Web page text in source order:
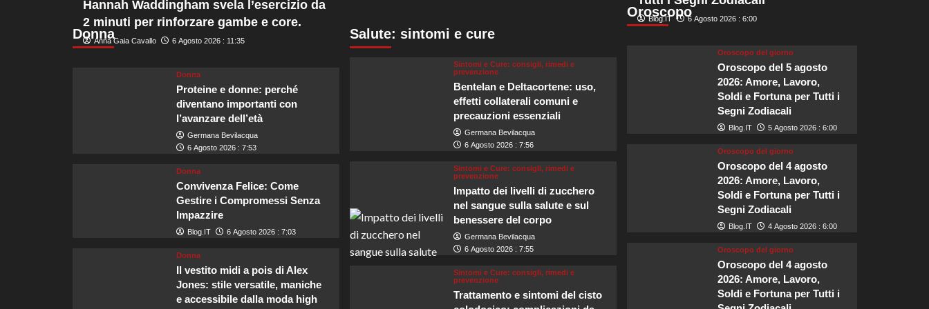
hotel
a
dell’East
Donna
Hannah Waddingham svela l’esercizio da
2 minuti per rinforzare gambe e core.
Anna Gaia Cavallo 6 Agosto 2026 : 11:35
Donna
Proteine e donne: perché
diventano importanti con
l’avanzare dell’età
Germana Bevilacqua
6 Agosto 2026 : 7:53
Donna
Convivenza Felice: Come
Gestire i Compromessi Senza
Impazzire
Blog.IT 6 Agosto 2026 : 7:03
Donna
Il vestito midi a pois di Alex
Jones: stile versatile, maniche
e accessibile dalla moda high
Salute: sintomi e cure
Sintomi e Cure: consigli, rimedi e
prevenzione
Bentelan e Deltacortene: uso,
effetti collaterali comuni e
precauzioni essenziali
Germana Bevilacqua
6 Agosto 2026 : 7:56
Sintomi e Cure: consigli, rimedi e
prevenzione
Impatto dei livelli di zucchero
nel sangue sulla salute e sul
benessere del corpo
Germana Bevilacqua
6 Agosto 2026 : 7:55
Sintomi e Cure: consigli, rimedi e
prevenzione
Trattamento e sintomi del cisto
Oroscopo
Blog.IT 6 Agosto 2026 : 6:00
Oroscopo del giorno
Oroscopo del 5 agosto
2026: Amore, Lavoro,
Soldi e Fortuna per Tutti i
Segni Zodiacali
Blog.IT 5 Agosto 2026 : 6:00
Oroscopo del giorno
Oroscopo del 4 agosto
2026: Amore, Lavoro,
Soldi e Fortuna per Tutti i
Segni Zodiacali
Blog.IT 4 Agosto 2026 : 6:00
Oroscopo del giorno
Oroscopo del 4 agosto
2026: Amore, Lavoro,
Soldi e Fortuna per Tutti i